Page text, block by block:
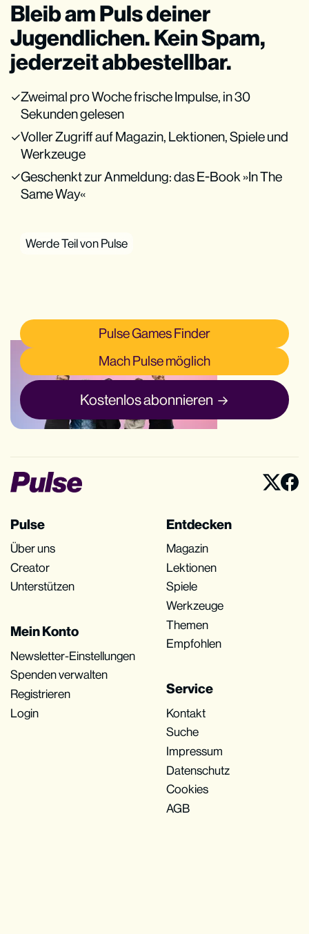
Bleib am Puls deiner
Jugendlichen. Kein Spam,
jederzeit abbestellbar.
Zweimal pro Woche frische Impulse, in 30
Sekunden gelesen
Voller Zugriff auf Magazin, Lektionen, Spiele und
Werkzeuge
Geschenkt zur Anmeldung: das E-Book »In The
Same Way«
Werde Teil von Pulse
Pulse Games Finder
Mach Pulse möglich
Kostenlos abonnieren
Pulse
Über uns
Creator
Unterstützen
Entdecken
Magazin
Lektionen
Spiele
Werkzeuge
Themen
Empfohlen
Mein Konto
Newsletter-Einstellungen
Spenden verwalten
Registrieren
Login
Service
Kontakt
Suche
Impressum
Datenschutz
Cookies
AGB